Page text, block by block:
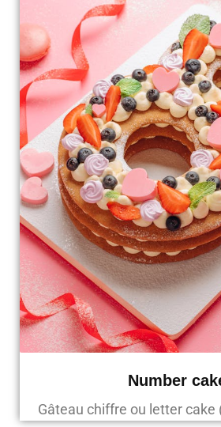
Number
Gâteau chiffre ou letter